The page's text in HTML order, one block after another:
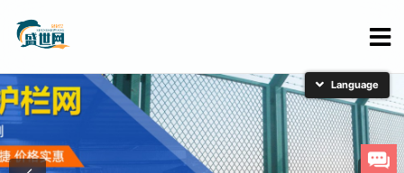
简体中文
English
日本語